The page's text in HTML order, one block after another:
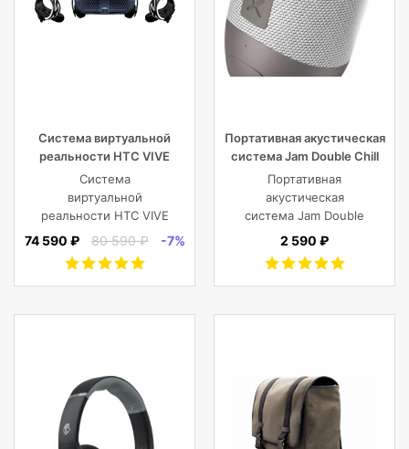
Система виртуальной
реальности HTC VIVE
Cosmos
Система
виртуальной
реальности HTC VIVE
Cosmos
74 590 ₽ 80 590 ₽ -7%
Портативная акустическая
система Jam Double Chill
Grey
Портативная
акустическая
система Jam Double
Chill Grey (серый)
2 590 ₽